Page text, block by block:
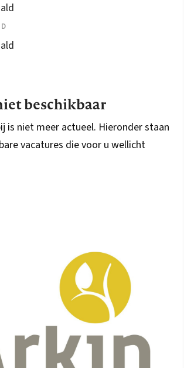
beschikbaar
is niet meer actueel. Hieronder staan
vacatures die voor u wellicht